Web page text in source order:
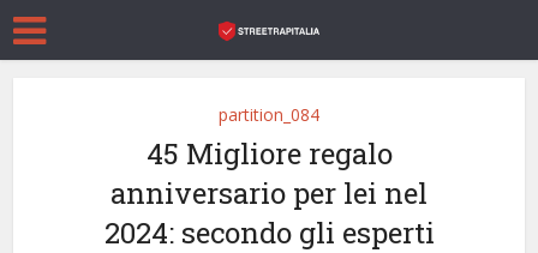
partition_084
45 Migliore regalo
anniversario per lei nel
2024: secondo gli esperti